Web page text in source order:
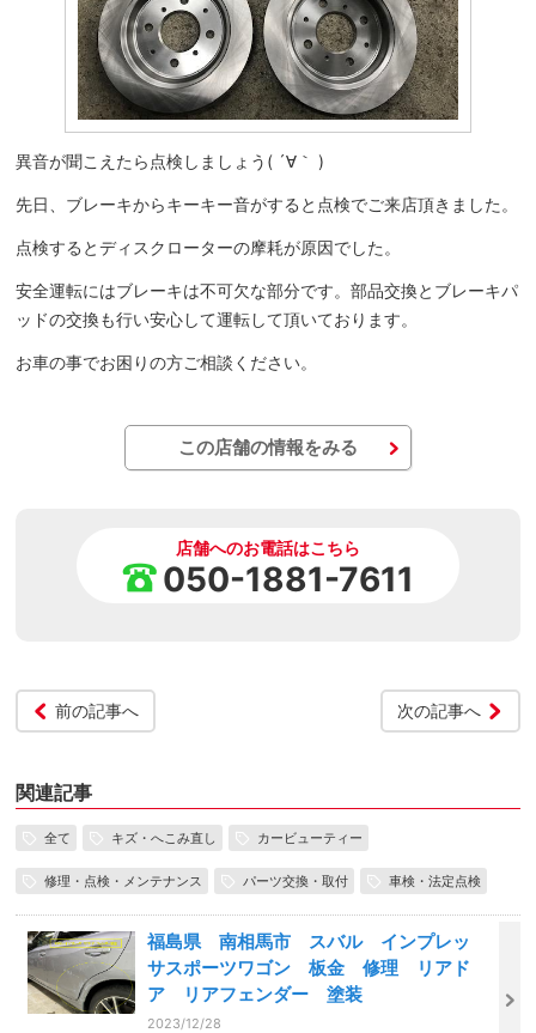
異音が聞こえたら点検しましょう( ´∀｀ )
先日、ブレーキからキーキー音がすると点検でご来店頂きました。
点検するとディスクローターの摩耗が原因でした。
安全運転にはブレーキは不可欠な部分です。部品交換とブレーキパ
ッドの交換も行い安心して運転して頂いております。
お車の事でお困りの方ご相談ください。
この店舗の情報をみる
店舗へのお電話はこちら
050-1881-7611
前の記事へ 次の記事へ
関連記事
全て キズ・へこみ直し カービューティー
修理・点検・メンテナンス パーツ交換・取付 車検・法定点検
福島県 南相馬市 スバル インプレッ
サスポーツワゴン 板金 修理 リアド
ア リアフェンダー 塗装
2023/12/28